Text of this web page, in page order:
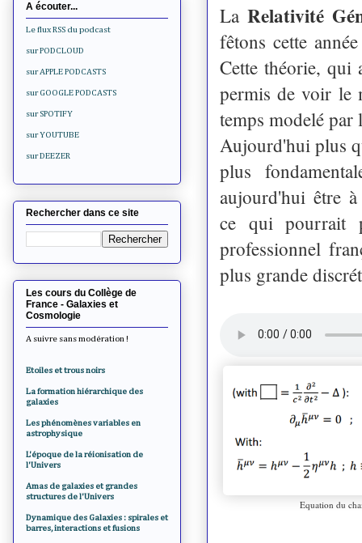
LaRelativité
fêtons cette
Cette théorie, qui
permis de voir le
temps modelé par
Aujourd'hui plus
plus
aujourd'hui être
ce qui pourrait
professionnel
plus grande
Equation du
A écouter...
Le flux RSS du podcast
sur PODCLOUD
sur APPLE PODCASTS
sur GOOGLE PODCASTS
sur SPOTIFY
sur YOUTUBE
sur DEEZER
Rechercher dans ce site
Les cours du Collège de
France - Galaxies et
Cosmologie
A suivre sans modération !
Etoiles et trous noirs
La formation hiérarchique des
galaxies
Les phénomènes variables en
astrophysique
L'époque de la réionisation de
l'Univers
Amas de galaxies et grandes
structures de l'Univers
Dynamique des Galaxies : spirales et
barres, interactions et fusions